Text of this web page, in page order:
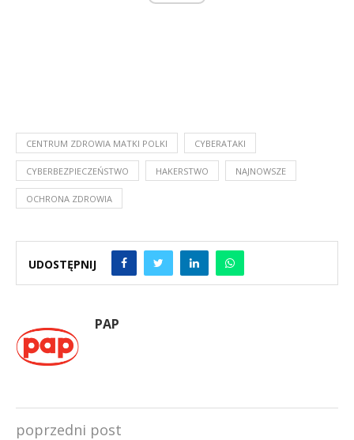
CENTRUM ZDROWIA MATKI POLKI CYBERATAKI
CYBERBEZPIECZEŃSTWO HAKERSTWO NAJNOWSZE
OCHRONA ZDROWIA
UDOSTĘPNIJ
PAP
poprzedni post